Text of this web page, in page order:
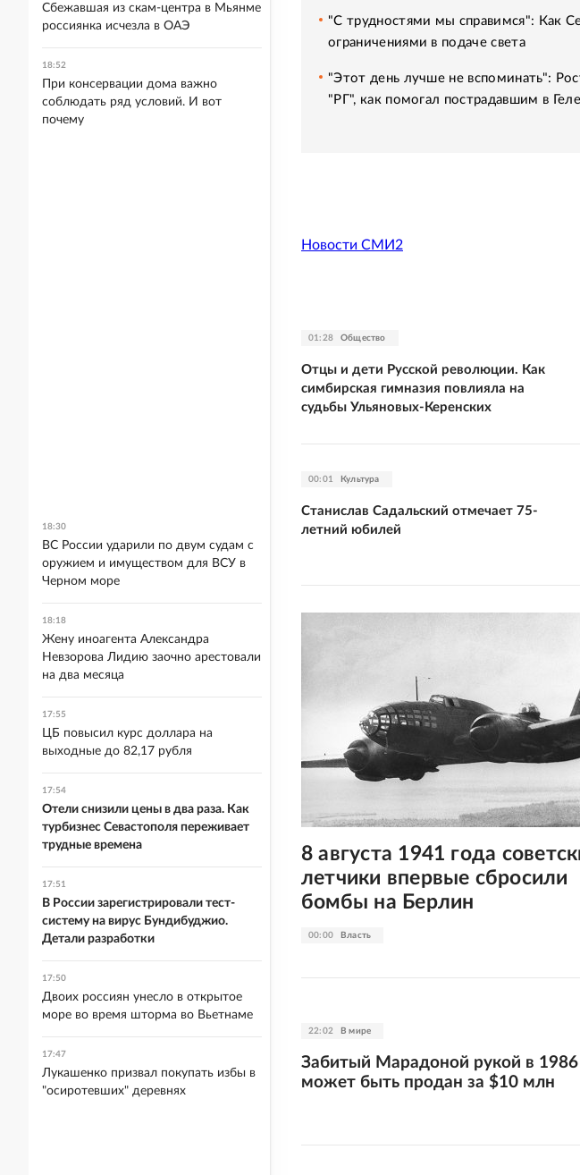
"С трудностями мы справимся": Как
ограничениями в подаче света
"Этот день лучше не вспоминать":
"РГ", как помогал пострадавшим в
Новости СМИ2
01:28 Общество
Отцы и дети Русской революции. Как
симбирская гимназия повлияла на
судьбы Ульяновых-Керенских
00:01 Культура
Станислав Садальский отмечает 75-
летний юбилей
00:00 Власть
8 августа 1941 года
летчики впервые сбросили
бомбы на Берлин
22:02 В мире
Забитый Марадоной рукой в 1986
может быть продан за $10 млн
Сбежавшая из скам-центра в Мьянме
россиянка исчезла в ОАЭ
18:52
При консервации дома важно
соблюдать ряд условий. И вот
почему
18:30
ВС России ударили по двум судам с
оружием и имуществом для ВСУ в
Черном море
18:18
Жену иноагента Александра
Невзорова Лидию заочно арестовали
на два месяца
17:55
ЦБ повысил курс доллара на
выходные до 82,17 рубля
17:54
Отели снизили цены в два раза. Как
турбизнес Севастополя переживает
трудные времена
17:51
В России зарегистрировали тест-
систему на вирус Бундибуджио.
Детали разработки
17:50
Двоих россиян унесло в открытое
море во время шторма во Вьетнаме
17:47
Лукашенко призвал покупать избы в
"осиротевших" деревнях